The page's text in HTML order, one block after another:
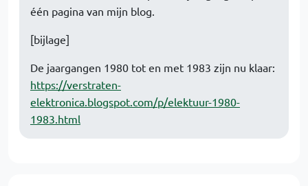
één pagina van mijn blog.
[bijlage]
De jaargangen 1980 tot en met 1983 zijn nu klaar:
https://verstraten-
elektronica.blogspot.com/p/elektuur-1980-
1983.html